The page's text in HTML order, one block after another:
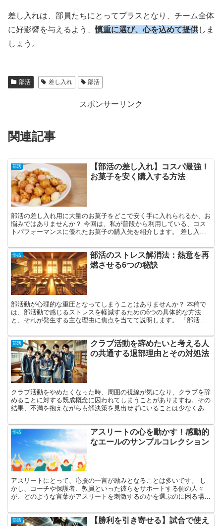
差し入れは、部員たちにとってプラスとなり、チーム全体
に好影響を与えるよう、慎重に選び、心を込めて提供しま
しょう。
部活 差し入れ 部活
スポンサーリンク
関連記事
部活
【部活の差し入れ】コスパ最強！
お菓子を安く購入する方法
部活の差し入れ用に大量のお菓子をどこで安く手に入れられるか、お
悩みではありませんか？ 今回は、私が普段から利用している、コス
トパフォーマンスに優れたお菓子の購入先を紹介します。 差し入れ
部活
部活のストレス解消法：熱意を再
燃させる6つの秘訣
部活動が心理的な重圧となってしまうことはありませんか？ 本稿で
は、部活動で感じるストレスを軽減するための6つの具体的な方法
と、それが発生する主な理由に焦点を当てて説明します。 「部活動
部活
クラブ活動を辞めたいと考える人
の共通する退部理由とその対処法
クラブ活動をやめたくなった時、周囲の視線が気になり、クラブを辞
めることに対する既成概念に囚われてしまうことがありますね。その
結果、不満を抱えながらも解決策を見出せずにいることは少なくあり
部活
アスリートの心を動かす！感動的
なエールのサンプルコレクション
アスリートにとって、応援の一言が励みとなることは多いです。 し
かし、コーチや保護者、教員といった彼らをサポートする側の人々
が、どのような言葉がアスリートを刺激するのかを選ぶのに困る場面
部活
【勝利を引き寄せる】試合で使え